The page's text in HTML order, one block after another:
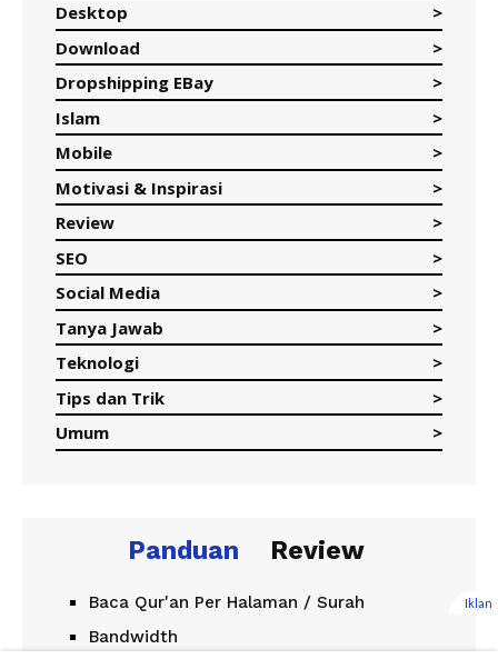
Desktop
Download
Dropshipping EBay
Islam
Mobile
Motivasi & Inspirasi
Review
SEO
Social Media
Tanya Jawab
Teknologi
Tips dan Trik
Umum
Panduan Review
Baca Qur'an Per Halaman / Surah
Bandwidth
Iklan